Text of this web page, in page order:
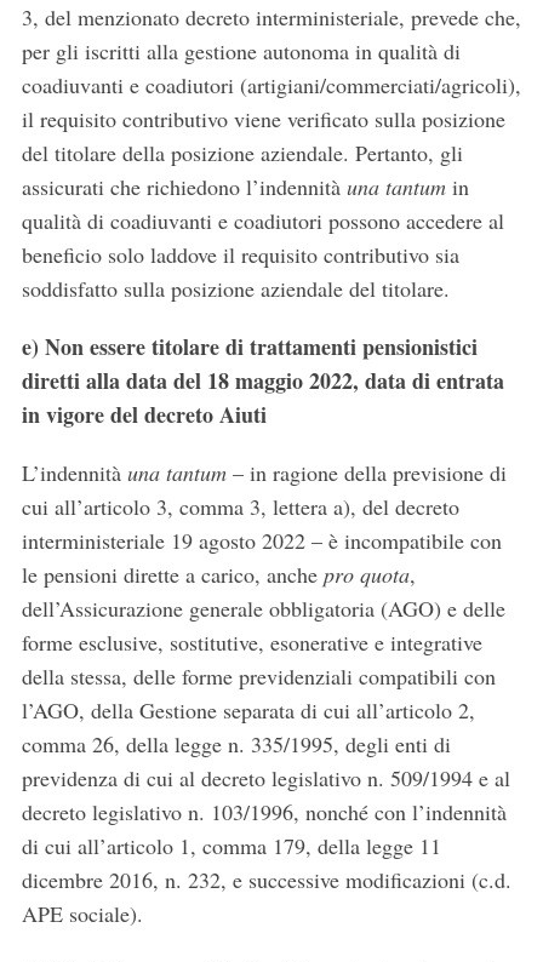
3, del menzionato decreto interministeriale, prevede che,
per gli iscritti alla gestione autonoma in qualità di
coadiuvanti e coadiutori (artigiani/commerciati/agricoli),
il requisito contributivo viene verificato sulla posizione
del titolare della posizione aziendale. Pertanto, gli
assicurati che richiedono l’indennità una tantumin
qualità di coadiuvanti e coadiutori possono accedere al
beneficio solo laddove il requisito contributivo sia
soddisfatto sulla posizione aziendale del titolare.
e) Non essere titolare di trattamenti pensionistici
diretti alla data del 18 maggio 2022, data di entrata
in vigore del decreto Aiuti
L’indennità una tantum– in ragione della previsione di
cui all’articolo 3, comma 3, lettera a), del decreto
interministeriale 19 agosto 2022 – è incompatibile con
le pensioni dirette a carico, anche pro quota,
dell’Assicurazione generale obbligatoria (AGO) e delle
forme esclusive, sostitutive, esonerative e integrative
della stessa, delle forme previdenziali compatibili con
l’AGO, della Gestione separata di cui all’articolo 2,
comma 26, della legge n. 335/1995, degli enti di
previdenza di cui al decreto legislativo n. 509/1994 e al
decreto legislativo n. 103/1996, nonché con l’indennità
di cui all’articolo 1, comma 179, della legge 11
dicembre 2016, n. 232, e successive modificazioni (c.d.
APE sociale).